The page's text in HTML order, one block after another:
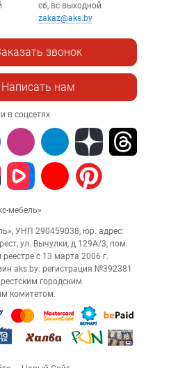
сб, вс выходной
zakaz@aks.by
звонок
Написать нам
в соцсетях
мебель»
УНП 290459038, юр. адрес:
ул. Вычулки, д.129А/3, пом.
с 13 марта 2006 г.
aks.by: регистрация №392381
городским
комитетом.